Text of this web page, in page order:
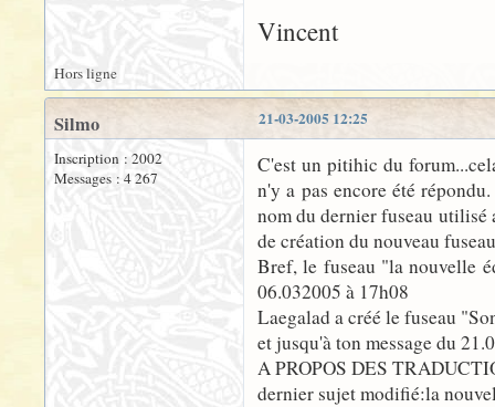
Vincent
Hors ligne
21-03-2005 12:25
Silmo
Inscription : 2002
Messages : 4 267
C'est un pitihic du
n'y a pas encore été
nom du dernier fuseau utilisé
de création du nouveau
Bref, le fuseau "la nouvelle
06.032005 à 17h08
Laegalad a créé le fuseau
et jusqu'à ton message du
A PROPOS DES
dernier sujet modifié:la